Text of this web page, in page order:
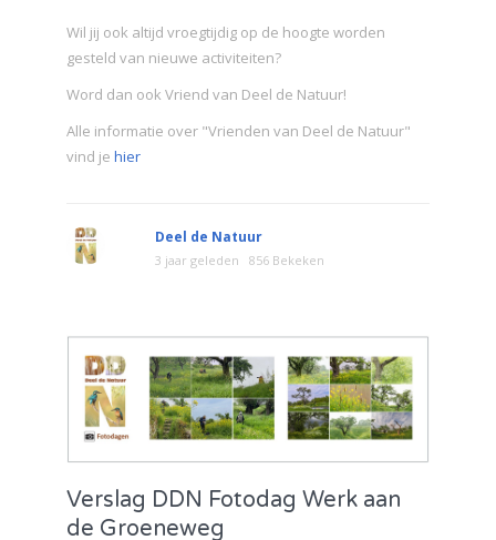
Wil jij ook altijd vroegtijdig op de hoogte worden
gesteld van nieuwe activiteiten?
Word dan ook Vriend van Deel de Natuur!
Alle informatie over "Vrienden van Deel de Natuur"
vind je hier
Deel de Natuur
3 jaar geleden 856 Bekeken
Verslag DDN Fotodag Werk aan
de Groeneweg